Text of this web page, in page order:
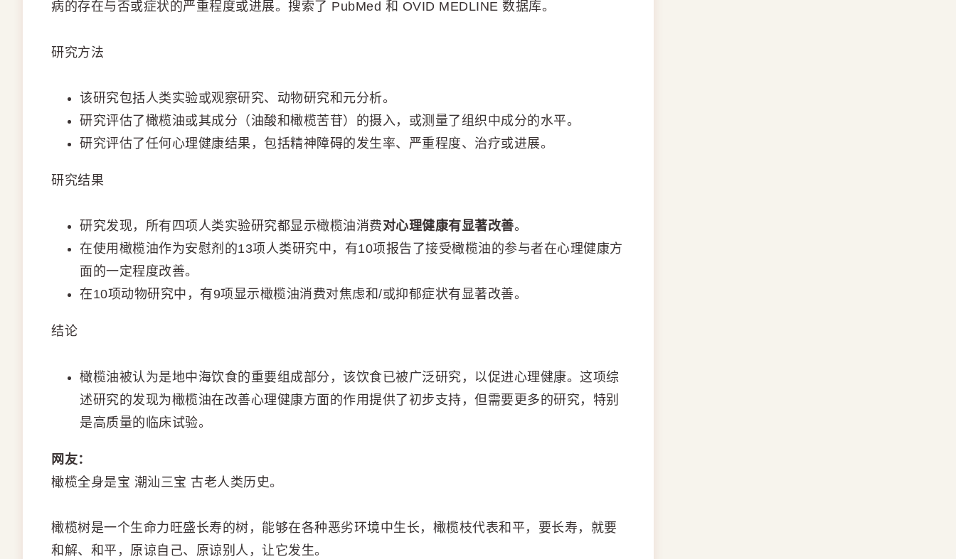
病的存在与否或症状的严重程度或进展。搜索了 PubMed 和 OVID MEDLINE 数据库。
研究方法
该研究包括人类实验或观察研究、动物研究和元分析。
研究评估了橄榄油或其成分（油酸和橄榄苦苷）的摄入，或测量了组织中成分的水平。
研究评估了任何心理健康结果，包括精神障碍的发生率、严重程度、治疗或进展。
研究结果
研究发现，所有四项人类实验研究都显示橄榄油消费对心理健康有显著改善。
在使用橄榄油作为安慰剂的13项人类研究中，有10项报告了接受橄榄油的参与者在心理健康方
面的一定程度改善。
在10项动物研究中，有9项显示橄榄油消费对焦虑和/或抑郁症状有显著改善。
结论
橄榄油被认为是地中海饮食的重要组成部分，该饮食已被广泛研究，以促进心理健康。这项综
述研究的发现为橄榄油在改善心理健康方面的作用提供了初步支持，但需要更多的研究，特别
是高质量的临床试验。
网友：
橄榄全身是宝 潮汕三宝 古老人类历史。
橄榄树是一个生命力旺盛长寿的树，能够在各种恶劣环境中生长，橄榄枝代表和平，要长寿，就要
和解、和平，原谅自己、原谅别人，让它发生。